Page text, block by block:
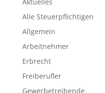
Alle Steuerpflichtigen
Allgemein
Arbeitnehmer
Erbrecht
Freiberufler
Gewerbetreibende